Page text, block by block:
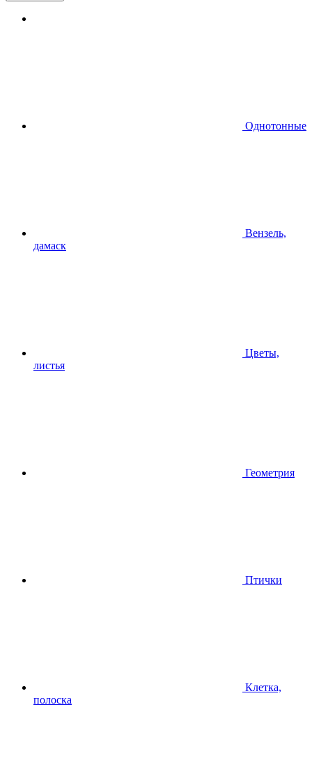
Однотонные
Вензель,
дамаск
Цветы,
листья
Геометрия
Птички
Клетка,
полоска